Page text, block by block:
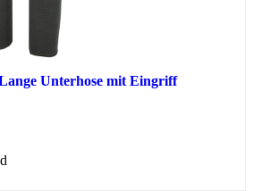
Unterhose mit Eingriff